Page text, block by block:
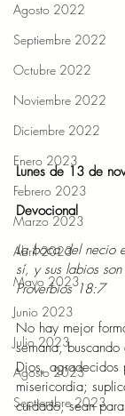
Agosto 2022
Septiembre 2022
Octubre 2022
Noviembre 2022
Diciembre 2022
Enero 2023
Febrero 2023
Marzo 2023
Abril 2023
Mayo 2023
Junio 2023
Julio 2023
Agosto 2023
Septiembre 2023
Lunes de 13 de
Devocional
La boca del necio
sí, y sus labios
Proverbios 18:7
No hay mejor
semana,
Dios, agradecidos
misericordia;
cuidado, sean